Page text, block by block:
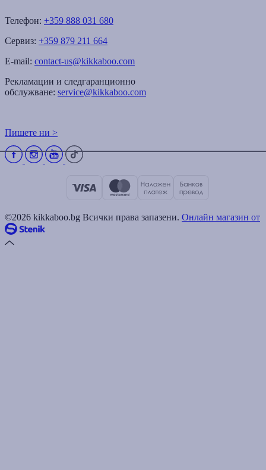
Телефон: +359 888 031 680
Сервиз: +359 879 211 664
E-mail: contact-us@kikkaboo.com
Рекламации и следгаранционно
обслужване: service@kikkaboo.com
Пишете ни >
©2026 kikkaboo.bg Всички права запазени. Онлайн магазин от